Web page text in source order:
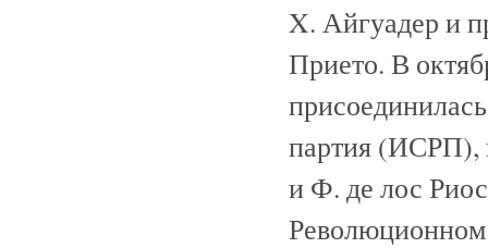
X. Айгуадер и
Прието. В
партия (ИСРП),
и Ф. де лос
Революционном